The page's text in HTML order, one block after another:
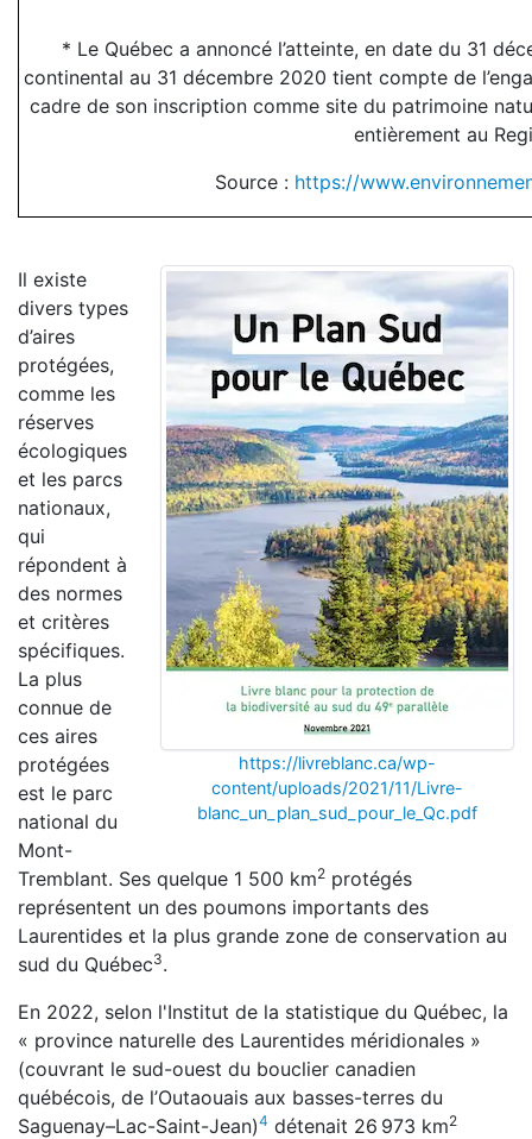
* Le Québec a annoncé l’atteinte, en date du 31
continental au 31 décembre 2020 tient compte de
cadre de son inscription comme site du patrimoine
entièrement au
Source : https://
https://livreblanc.ca/wp-
content/uploads/2021/11/Livre-
blanc_un_plan_sud_pour_le_Qc.pdf
Il existe
divers types
d’aires
protégées,
comme les
réserves
écologiques
et les parcs
nationaux,
qui
répondent à
des normes
et critères
spécifiques.
La plus
connue de
ces aires
protégées
est le parc
national du
Mont-
Tremblant. Ses quelque 1 500 km2 protégés
représentent un des poumons importants des
Laurentides et la plus grande zone de conservation au
sud du Québec3.
En 2022, selon l'Institut de la statistique du Québec, la
« province naturelle des Laurentides méridionales »
(couvrant le sud-ouest du bouclier canadien
québécois, de l’Outaouais aux basses-terres du
Saguenay–Lac-Saint-Jean)4 détenait 26 973 km2